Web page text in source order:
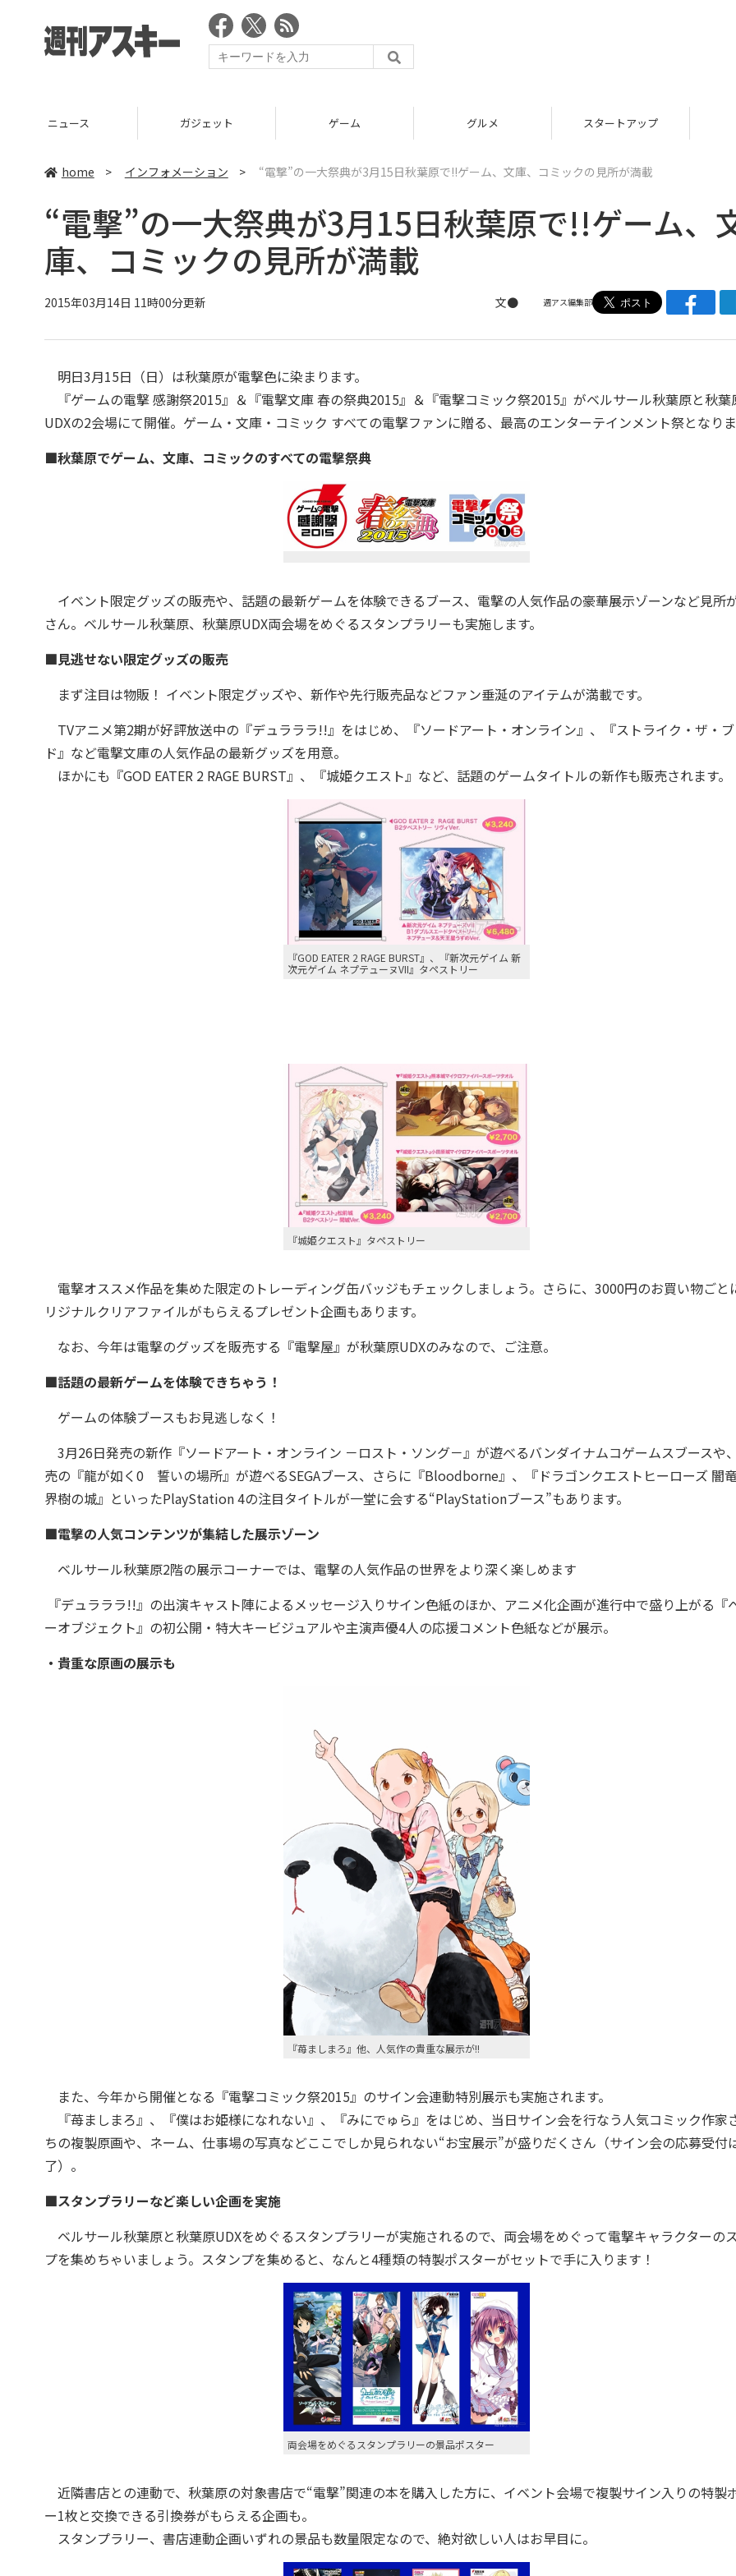
ニュース ガジェット ゲーム グルメ スタートアップ
home > インフォメーション > “電撃”の一大祭典が3月15日秋葉原で!!ゲーム、文庫、コミックの見所が満載
“電撃”の一大祭典が3月15日秋葉原で!!ゲーム、
庫、コミックの見所が満載
2015年03月14日 11時00分更新 文● 週アス編集部
明日3月15日（日）は秋葉原が電撃色に染まります。
『ゲームの電撃 感謝祭2015』＆『電撃文庫 春の祭典2015』＆『電撃コミック祭2015』がベルサール秋葉原と秋葉
UDXの2会場にて開催。ゲーム・文庫・コミック すべての電撃ファンに贈る、最高のエンターテインメント祭となりま
■秋葉原でゲーム、文庫、コミックのすべての電撃祭典
イベント限定グッズの販売や、話題の最新ゲームを体験できるブース、電撃の人気作品の豪華展示ゾーンなど見所
さん。ベルサール秋葉原、秋葉原UDX両会場をめぐるスタンプラリーも実施します。
■見逃せない限定グッズの販売
まず注目は物販！ イベント限定グッズや、新作や先行販売品などファン垂涎のアイテムが満載です。
TVアニメ第2期が好評放送中の『デュラララ!!』をはじめ、『ソードアート・オンライン』、『ストライク・ザ・
ド』など電撃文庫の人気作品の最新グッズを用意。
ほかにも『GOD EATER 2 RAGE BURST』、『城姫クエスト』など、話題のゲームタイトルの新作も販売されます。
『GOD EATER 2 RAGE BURST』、『新次元ゲイム 新
次元ゲイム ネプテューヌVII』タペストリー
『城姫クエスト』タペストリー
電撃オススメ作品を集めた限定のトレーディング缶バッジもチェックしましょう。さらに、3000円のお買い物ごと
リジナルクリアファイルがもらえるプレゼント企画もあります。
なお、今年は電撃のグッズを販売する『電撃屋』が秋葉原UDXのみなので、ご注意。
■話題の最新ゲームを体験できちゃう！
ゲームの体験ブースもお見逃しなく！
3月26日発売の新作『ソードアート・オンライン －ロスト・ソング－』が遊べるバンダイナムコゲームスブースや
売の『龍が如く0 誓いの場所』が遊べるSEGAブース、さらに『Bloodborne』、『ドラゴンクエストヒーローズ 闇
界樹の城』といったPlayStation 4の注目タイトルが一堂に会する“PlayStationブース”もあります。
■電撃の人気コンテンツが集結した展示ゾーン
ベルサール秋葉原2階の展示コーナーでは、 電撃の人気作品の世界をより深く楽しめます
『デュラララ!!』の出演キャスト陣によるメッセージ入りサイン色紙のほか、アニメ化企画が進行中で盛り上がる『
ーオブジェクト』の初公開・特大キービジュアルや主演声優4人の応援コメント色紙などが展示。
・貴重な原画の展示も
『苺ましまろ』他、人気作の貴重な展示が!!
また、今年から開催となる『電撃コミック祭2015』のサイン会連動特別展示も実施されます。
『苺ましまろ』、『僕はお姫様になれない』、『みにでゅら』をはじめ、当日サイン会を行なう人気コミック作家
ちの複製原画や、ネーム、仕事場の写真などここでしか見られない“お宝展示”が盛りだくさん（サイン会の応募受付
了）。
■スタンプラリーなど楽しい企画を実施
ベルサール秋葉原と秋葉原UDXをめぐるスタンプラリーが実施されるので、両会場をめぐって電撃キャラクターの
プを集めちゃいましょう。スタンプを集めると、なんと4種類の特製ポスターがセットで手に入ります！
両会場をめぐるスタンプラリーの景品ポスター
近隣書店との連動で、秋葉原の対象書店で“電撃”関連の本を購入した方に、イベント会場で複製サイン入りの特製
ー1枚と交換できる引換券がもらえる企画も。
スタンプラリー、書店連動企画いずれの景品も数量限定なので、絶対欲しい人はお早目に。